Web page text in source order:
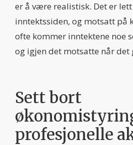
er å være realistisk. Det er
inntektssiden, og motsatt på
ofte kommer inntektene noe
og igjen det motsatte når
Sett bort
profesjonelle